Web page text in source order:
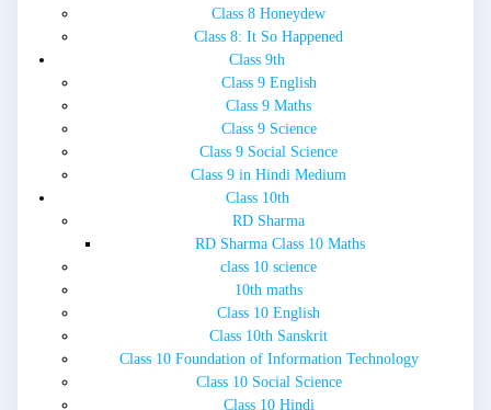
Class 8 Honeydew
Class 8: It So Happened
Class 9th
Class 9 English
Class 9 Maths
Class 9 Science
Class 9 Social Science
Class 9 in Hindi Medium
Class 10th
RD Sharma
RD Sharma Class 10 Maths
class 10 science
10th maths
Class 10 English
Class 10th Sanskrit
Class 10 Foundation of Information Technology
Class 10 Social Science
Class 10 Hindi